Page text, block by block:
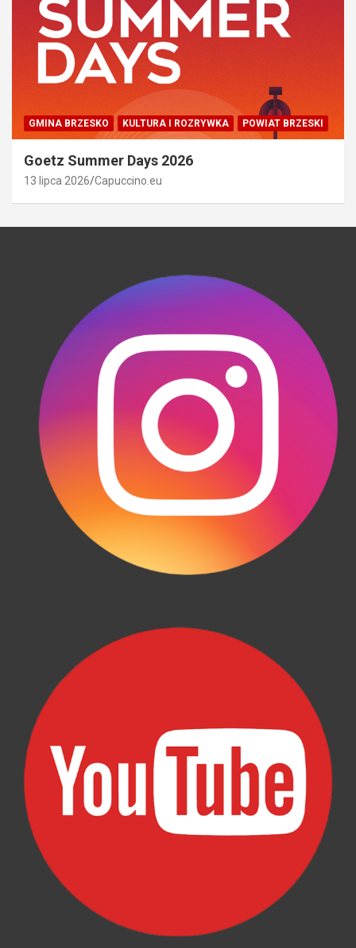
GMINA BRZESKO KULTURA I ROZRYWKA POWIAT BRZESKI
Goetz Summer Days 2026
13 lipca 2026 Capuccino.eu